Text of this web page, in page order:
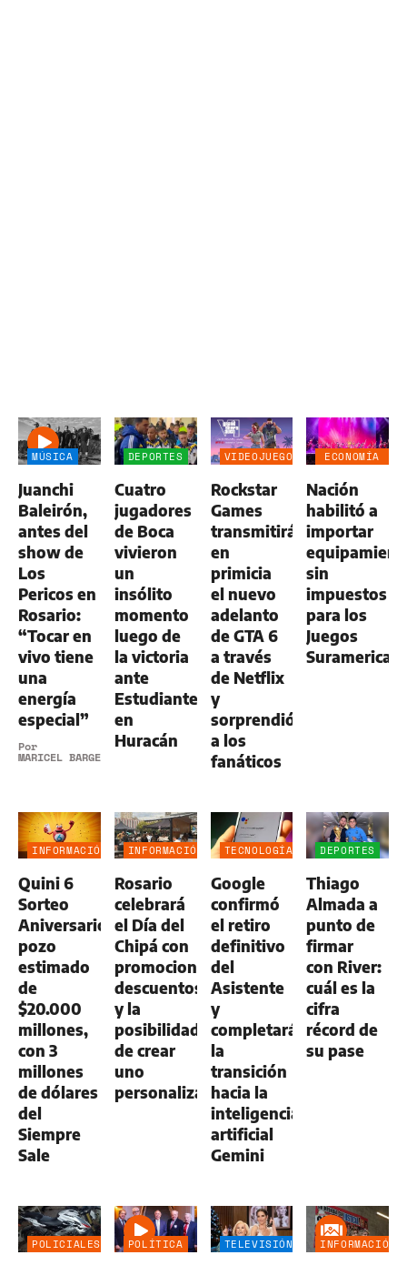
MÚSICA
Juanchi
Baleirón,
antes del
show de
Los
Pericos en
Rosario:
“Tocar en
vivo tiene
una
energía
especial”
Por
MARICEL BARGERI
DEPORTES
Cuatro
jugadores
de Boca
vivieron
un
insólito
momento
luego de
la victoria
ante
Estudiantes
en
Huracán
VIDEOJUEGOS
Rockstar
Games
transmitirá
en
primicia
el nuevo
adelanto
de GTA 6
a través
de Netflix
y
sorprendió
a los
fanáticos
ECONOMÍA
AGRO
Nación
habilitó a
importar
sin
impuestos
para los
Juegos
INFORMACIÓN
Quini 6
Sorteo
Aniversario:
pozo
estimado
de
$20.000
millones,
con 3
millones
de dólares
del
Siempre
Sale
INFORMACIÓN
Rosario
celebrará
el Día del
Chipá con
promociones,
descuentos
y la
posibilidad
de crear
uno
personalizado
TECNOLOGÍA
Google
confirmó
el retiro
definitivo
del
Asistente
y
completará
la
transición
hacia la
inteligencia
artificial
Gemini
DEPORTES
Thiago
Almada a
punto de
firmar
con River:
cuál es la
cifra
récord de
su pase
POLICIALES POLÍTICA TELEVISIÓN
INFORMACIÓN